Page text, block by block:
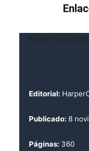
No se han
.
Editorial:
Publicado: 8
Páginas: 360